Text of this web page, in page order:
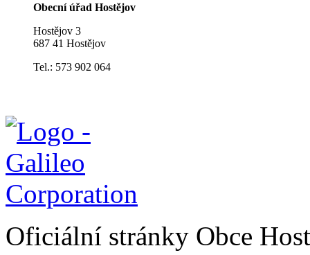
Obecní úřad Hostějov
Hostějov 3
687 41 Hostějov
Tel.: 573 902 064
Oficiální stránky Obce